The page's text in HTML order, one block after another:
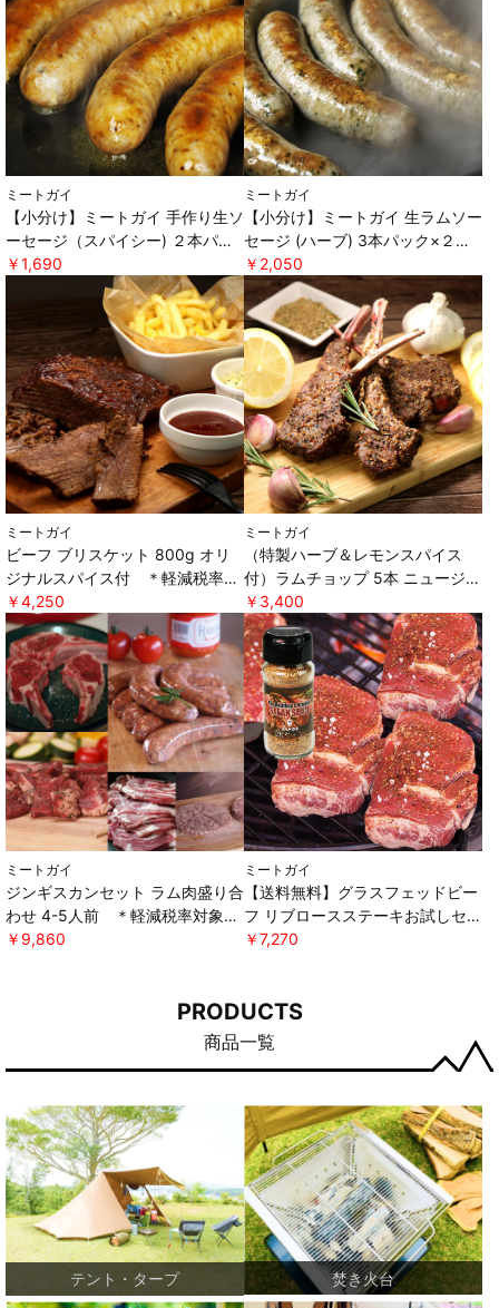
ミートガイ
【小分け】ミートガイ 手作り生ソ
ーセージ（スパイシー) ２本パッ
ク×２セット ＊軽減税率対象 [ミ
￥1,690
ミートガイ
【小分け】ミートガイ 生ラムソー
セージ (ハーブ) 3本パック×２セ
ット ＊軽減税率対象 [ミートガ
イ]
￥2,050
ミートガイ
ビーフ ブリスケット 800g オリ
ジナルスパイス付 ＊軽減税率対
象 [ミートガイ]
￥4,250
ミートガイ
（特製ハーブ＆レモンスパイス
付）ラムチョップ 5本 ニュージー
ランド産 WAKANUIスプリングラ
ム ＊軽減税率対象 [ミートガイ]
￥3,400
ミートガイ
ジンギスカンセット ラム肉盛り合
わせ 4-5人前 ＊軽減税率対象
[ミートガイ]
￥9,860
ミートガイ
【送料無料】グラスフェッドビー
フ リブロースステーキお試しセッ
ト オリジナルスパイス付き ＊軽
￥7,270
PRODUCTS
商品一覧
テント・タープ 焚き火台